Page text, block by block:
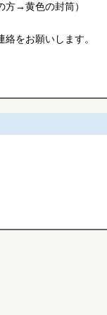
→黄色の封筒）
をお願いします。